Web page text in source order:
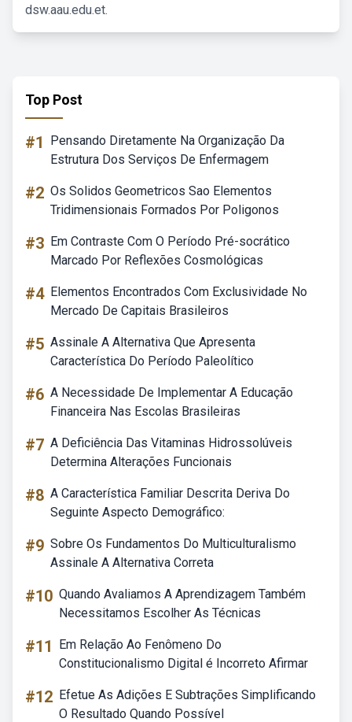
dsw.aau.edu.et.
Top Post
#1
Pensando Diretamente Na Organização Da
Estrutura Dos Serviços De Enfermagem
#2 Os Solidos Geometricos Sao Elementos
Tridimensionais Formados Por Poligonos
#3 Em Contraste Com O Período Pré-socrático
Marcado Por Reflexões Cosmológicas
#4 Elementos Encontrados Com Exclusividade No
Mercado De Capitais Brasileiros
#5 Assinale A Alternativa Que Apresenta
Característica Do Período Paleolítico
#6 A Necessidade De Implementar A Educação
Financeira Nas Escolas Brasileiras
#7 A Deficiência Das Vitaminas Hidrossolúveis
Determina Alterações Funcionais
#8 A Característica Familiar Descrita Deriva Do
Seguinte Aspecto Demográfico:
#9 Sobre Os Fundamentos Do Multiculturalismo
Assinale A Alternativa Correta
#10 Quando Avaliamos A Aprendizagem Também
Necessitamos Escolher As Técnicas
#11
Em Relação Ao Fenômeno Do
Constitucionalismo Digital é Incorreto Afirmar
#12 Efetue As Adições E Subtrações Simplificando
O Resultado Quando Possível